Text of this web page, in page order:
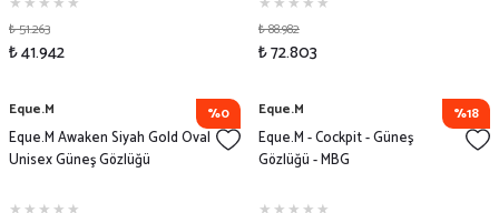
₺ 51.263
₺ 41.942
₺ 88.982
₺ 72.803
%0
Eque.M
Eque.M Awaken Siyah Gold Oval
Unisex Güneş Gözlüğü
%18
Eque.M
Eque.M - Cockpit - Güneş
Gözlüğü - MBG